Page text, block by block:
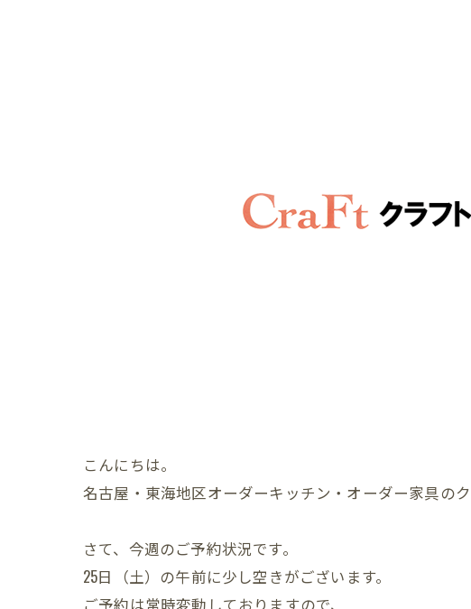
こんにちは。
名古屋・東海地区オーダーキッチン・オーダー家具のク
さて、今週のご予約状況です。
25日（土）の午前に少し空きがございます。
ご予約は常時変動しておりますので、